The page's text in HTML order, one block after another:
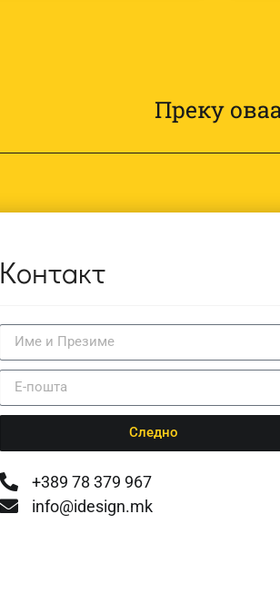
Преку
Контакт
Следно
+389 78 379 967
info@idesign.mk